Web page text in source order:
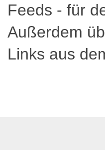
Feeds - für
Außerdem
Links aus